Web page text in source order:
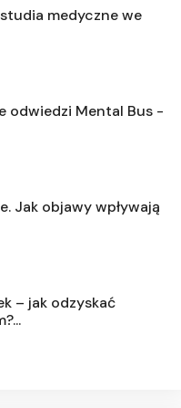
medyczne we
odwiedzi Mental Bus -
Jak objawy wpływają
– jak odzyskać